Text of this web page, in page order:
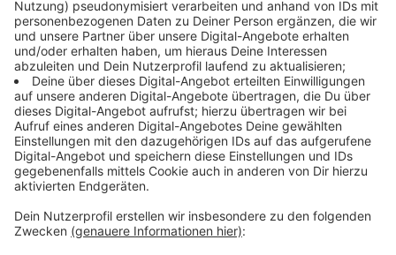
Handballer bringen einen Sechs-Tore-Vorsprung mit
nach Niedersachen. Beim Hinspiel letzte Woche
konnten sich die Eagles mit 32 zu 26 durchsetzen.
Gewinnen sie dieses Spiel auch, ist der Aufstieg in die
zweite Liga wasserdicht. Da warten dann
voraussichtlich Gegner wie der TSV Bayer Dormagen
oder der TuSEM Essen.
Anzeige